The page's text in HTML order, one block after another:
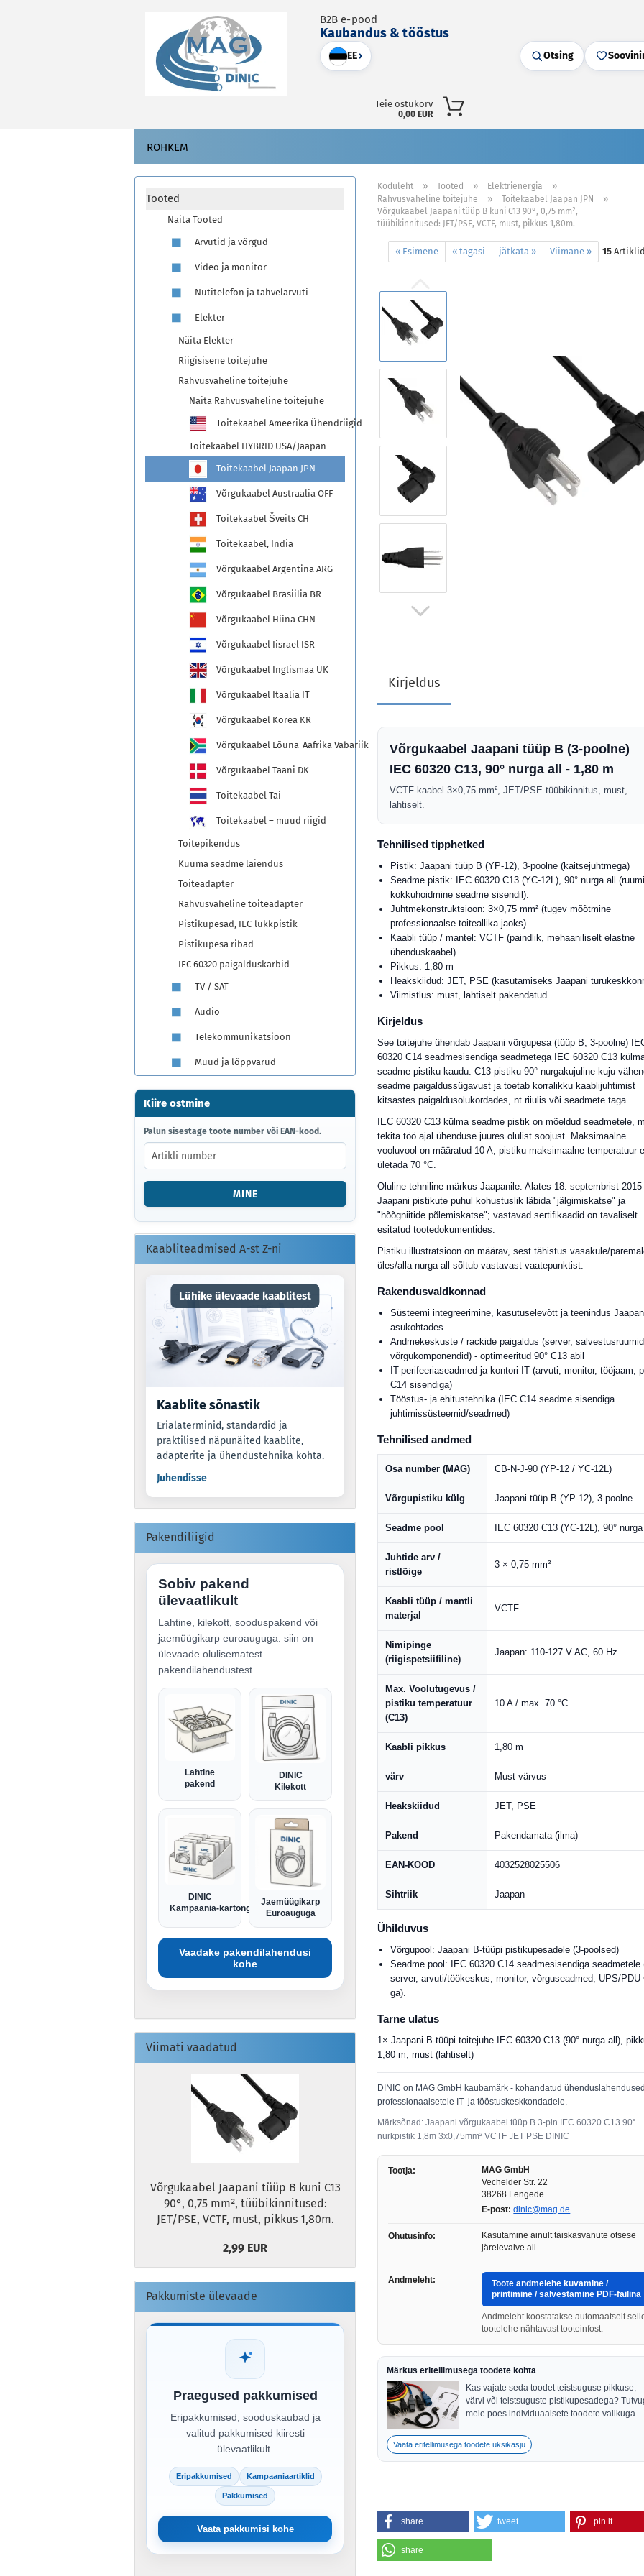
B2B e-pood
Kaubandus & tööstus
EE› Otsing
Teie ostukorv
0,00 EUR
ROHKEM
Koduleht » Tooted » Elektrienergia »
Rahvusvaheline toitejuhe » Toitekaabel Jaapan JPN »
Võrgukaabel Jaapani tüüp B kuni C13 90°, 0,75 mm²,
tüübikinnitused: JET/PSE, VCTF, must, pikkus 1,80m.
« Esimene « tagasi jätkata » Viimane » 15
Kirjeldus
Võrgukaabel Jaapani tüüp B (3-poolne)
IEC 60320 C13, 90° nurga all - 1,80 m
VCTF-kaabel 3×0,75 mm², JET/PSE tüübikinnitus, must,
lahtiselt.
Tehnilised tipphetked
Pistik: Jaapani tüüp B (YP-12), 3-poolne (kaitsejuhtmega)
Seadme pistik: IEC 60320 C13 (YC-12L), 90° nurga all
kokkuhoidmine seadme sisendil).
Juhtmekonstruktsioon: 3×0,75 mm² (tugev mõõtmine
professionaalse toiteallika jaoks)
Kaabli tüüp / mantel: VCTF (paindlik, mehaaniliselt elastne
ühenduskaabel)
Pikkus: 1,80 m
Heakskiidud: JET, PSE (kasutamiseks Jaapani
Viimistlus: must, lahtiselt pakendatud
Kirjeldus
See toitejuhe ühendab Jaapani võrgupesa (tüüp B, 3-poolne)
60320 C14 seadmesisendiga seadmetega IEC 60320 C13
seadme pistiku kaudu. C13-pistiku 90° nurgakujuline kuju
seadme paigaldussügavust ja toetab korralikku kaablijuhtimist
kitsastes paigaldusolukordades, nt riiulis või seadmete taga.
IEC 60320 C13 külma seadme pistik on mõeldud seadmetele,
tekita töö ajal ühenduse juures olulist soojust. Maksimaalne
vooluvool on määratud 10 A; pistiku maksimaalne temperatuur
ületada 70 °C.
Oluline tehniline märkus Jaapanile: Alates 18. septembrist 2015
Jaapani pistikute puhul kohustuslik läbida "jälgimiskatse" ja
"hõõgniitide põlemiskatse"; vastavad sertifikaadid on tavaliselt
esitatud tootedokumentides.
Pistiku illustratsioon on määrav, sest tähistus vasakule/
üles/alla nurga all sõltub vastavast vaatepunktist.
Rakendusvaldkonnad
Süsteemi integreerimine, kasutuselevõtt ja teenindus
asukohtades
Andmekeskuste / rackide paigaldus (server,
võrgukomponendid) - optimeeritud 90° C13 abil
IT-perifeeriaseadmed ja kontori IT (arvuti, monitor, tööjaam,
C14 sisendiga)
Tööstus- ja ehitustehnika (IEC C14 seadme sisendiga
juhtimissüsteemid/seadmed)
Tehnilised andmed
Osa number (MAG) CB-N-J-90 (YP-12 / YC-12L)
Võrgupistiku külg Jaapani tüüp B (YP-12), 3-poolne
Seadme pool IEC 60320 C13 (YC-12L), 90°
Juhtide arv /
ristlõige
3 × 0,75 mm²
Kaabli tüüp / mantli
materjal
VCTF
Nimipinge
(riigispetsiifiline)
Jaapan: 110-127 V AC, 60 Hz
Max. Voolutugevus /
pistiku temperatuur
(C13)
10 A / max. 70 °C
Kaabli pikkus 1,80 m
värv Must värvus
Heakskiidud JET, PSE
Pakend Pakendamata (ilma)
EAN-KOOD 4032528025506
Sihtriik Jaapan
Ühilduvus
Võrgupool: Jaapani B-tüüpi pistikupesadele (3-poolsed)
Seadme pool: IEC 60320 C14 seadmesisendiga seadmetele
server, arvuti/töökeskus, monitor, võrguseadmed, UPS/PDU
ga).
Tarne ulatus
1× Jaapani B-tüüpi toitejuhe IEC 60320 C13 (90° nurga all),
1,80 m, must (lahtiselt)
DINIC on MAG GmbH kaubamärk - kohandatud
professionaalsetele IT- ja tööstuskeskkondadele.
Märksõnad: Jaapani võrgukaabel tüüp B 3-pin IEC 60320 C13 90°
nurkpistik 1,8m 3x0,75mm² VCTF JET PSE DINIC
Tootja:
MAG GmbH
Vechelder Str. 22
38268 Lengede
E-post: dinic@mag.de
Ohutusinfo:
Kasutamine ainult täiskasvanute otsese
järelevalve all
Andmeleht:
Toote andmelehe kuvamine /
printimine / salvestamine PDF-failina
Andmeleht koostatakse automaatselt
tootelehe nähtavast tooteinfost.
Märkus eritellimusega toodete kohta
Kas vajate seda toodet teistsuguse pikkuse,
värvi või teistsuguste pistikupesadega?
meie poes individuaalsete toodete valikuga.
Vaata eritellimusega toodete üksikasju
share tweet pin it
share
Tooted
Näita Tooted
Arvutid ja võrgud
Video ja monitor
Nutitelefon ja tahvelarvuti
Elekter
Näita Elekter
Riigisisene toitejuhe
Rahvusvaheline toitejuhe
Näita Rahvusvaheline toitejuhe
Toitekaabel Ameerika Ühendriigid
Toitekaabel HYBRID USA/Jaapan
Toitekaabel Jaapan JPN
Võrgukaabel Austraalia OFF
Toitekaabel Šveits CH
Toitekaabel, India
Võrgukaabel Argentina ARG
Võrgukaabel Brasiilia BR
Võrgukaabel Hiina CHN
Võrgukaabel Iisrael ISR
Võrgukaabel Inglismaa UK
Võrgukaabel Itaalia IT
Võrgukaabel Korea KR
Võrgukaabel Lõuna-Aafrika Vabariik
Võrgukaabel Taani DK
Toitekaabel Tai
Toitekaabel – muud riigid
Toitepikendus
Kuuma seadme laiendus
Toiteadapter
Rahvusvaheline toiteadapter
Pistikupesad, IEC-lukkpistik
Pistikupesa ribad
IEC 60320 paigalduskarbid
TV / SAT
Audio
Telekommunikatsioon
Muud ja lõppvarud
Kiire ostmine
PALUN
SISESTAGE
TOOTE
NUMBER
VÕI
KOOD.
Palun sisestage toote number või EAN-kood.
MINE
Kaabliteadmised A-st Z-ni
Lühike ülevaade kaablitest
Kaablite sõnastik
Erialaterminid, standardid ja
praktilised näpunäited kaablite,
adapterite ja ühendustehnika kohta.
Juhendisse
Pakendiliigid
Sobiv pakend
ülevaatlikult
Lahtine, kilekott, sooduspakend või
jaemüügikarp euroauguga: siin on
ülevaade olulisematest
pakendilahendustest.
Lahtine
pakend
DINIC
Kilekott
DINIC
Kampaania-kartong
Jaemüügikarp
Euroauguga
Vaadake pakendilahendusi
kohe
Viimati vaadatud
Võrgukaabel Jaapani tüüp B kuni C13
90°, 0,75 mm², tüübikinnitused:
JET/PSE, VCTF, must, pikkus 1,80m.
2,99 EUR
Pakkumiste ülevaade
Praegused pakkumised
Eripakkumised, sooduskaubad ja
valitud pakkumised kiiresti
ülevaatlikult.
Eripakkumised Kampaaniaartiklid
Pakkumised
Vaata pakkumisi kohe